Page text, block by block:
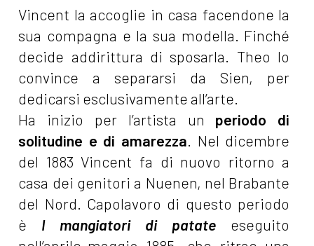
Vincent la accoglie in casa facendone la
sua compagna e la sua modella. Finché
decide addirittura di sposarla. Theo lo
convince a separarsi da Sien, per
dedicarsi esclusivamente all’arte.
Ha inizio per l’artista un periodo di
solitudine e di amarezza . Nel dicembre
del 1883 Vincent fa di nuovo ritorno a
casa dei genitori a Nuenen, nel Brabante
del Nord. Capolavoro di questo periodo
è I mangiatori di patate eseguito